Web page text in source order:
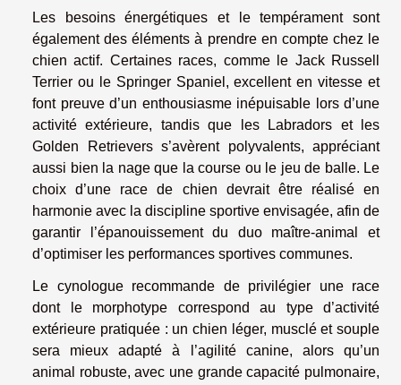
Les besoins énergétiques et le tempérament sont
également des éléments à prendre en compte chez le
chien actif. Certaines races, comme le Jack Russell
Terrier ou le Springer Spaniel, excellent en vitesse et
font preuve d’un enthousiasme inépuisable lors d’une
activité extérieure, tandis que les Labradors et les
Golden Retrievers s’avèrent polyvalents, appréciant
aussi bien la nage que la course ou le jeu de balle. Le
choix d’une race de chien devrait être réalisé en
harmonie avec la discipline sportive envisagée, afin de
garantir l’épanouissement du duo maître-animal et
d’optimiser les performances sportives communes.
Le cynologue recommande de privilégier une race
dont le morphotype correspond au type d’activité
extérieure pratiquée : un chien léger, musclé et souple
sera mieux adapté à l’agilité canine, alors qu’un
animal robuste, avec une grande capacité pulmonaire,